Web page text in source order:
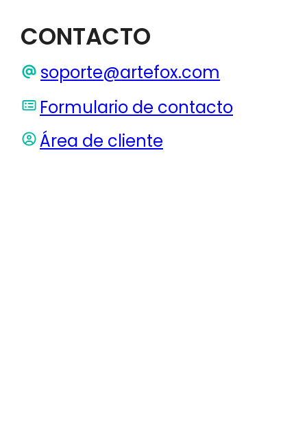
CONTACTO
soporte@artefox.com
Formulario de contacto
Área de cliente